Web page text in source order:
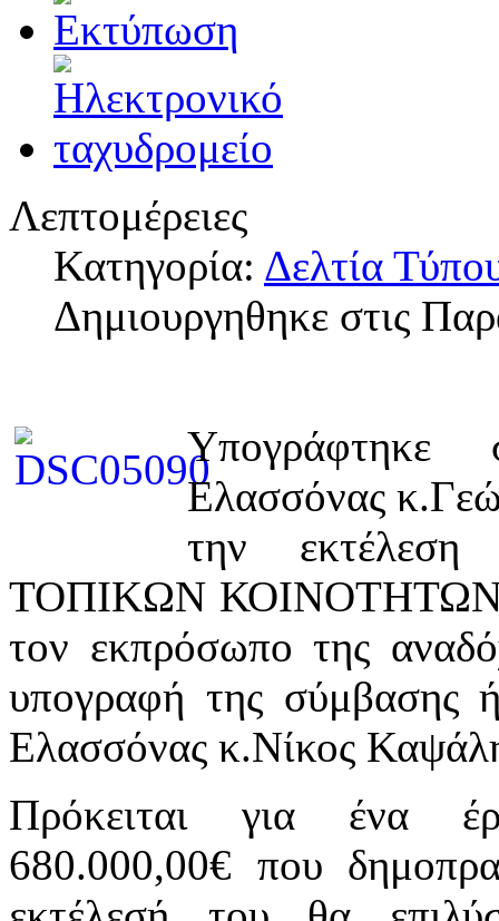
Λεπτομέρειες
Κατηγορία: Δελτία
Δημιουργηθηκε στις
Ελασσόνας
την
ΤΟΠΙΚΩΝ
τον εκπρόσωπο της
υπογραφή της σύμβασης
Ελασσόνας κ.Νίκος
Πρόκειται για ένα
680.000,00€ που